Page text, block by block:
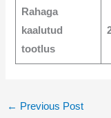
Rahaga
kaalutud
tootlus
← Previous Post